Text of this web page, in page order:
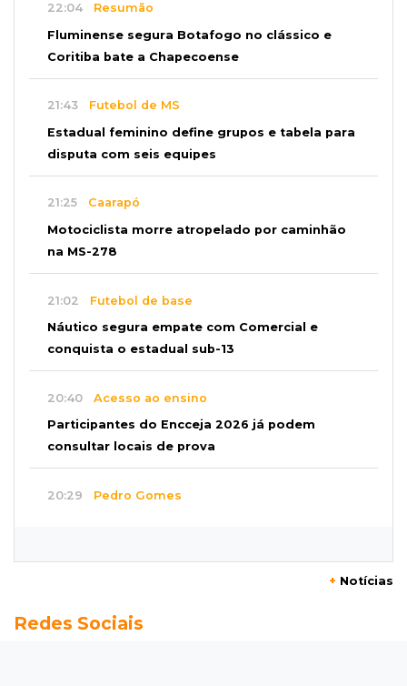
22:04 Resumão
Fluminense segura Botafogo no clássico e
Coritiba bate a Chapecoense
21:43 Futebol de MS
Estadual feminino define grupos e tabela para
disputa com seis equipes
21:25 Caarapó
Motociclista morre atropelado por caminhão
na MS-278
21:02 Futebol de base
Náutico segura empate com Comercial e
conquista o estadual sub-13
20:40 Acesso ao ensino
Participantes do Encceja 2026 já podem
consultar locais de prova
20:29 Pedro Gomes
Pantanal treina em Goiânia antes de jogo que
+ Notícias
Redes Sociais